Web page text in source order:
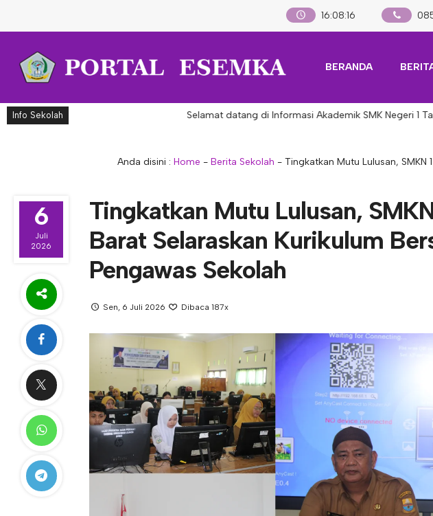
16:08:17
BERANDA
Info Sekolah Selamat datang di Informasi Akademik SMK Negeri 1
Anda disini : Home - Berita Sekolah - Tingkatkan Mutu Lulusan, SMKN
6
Juli
2026
Tingkatkan Mutu Lulusan,
Barat Selaraskan Kurikulum
Pengawas Sekolah
Sen, 6 Juli 2026 Dibaca 187x